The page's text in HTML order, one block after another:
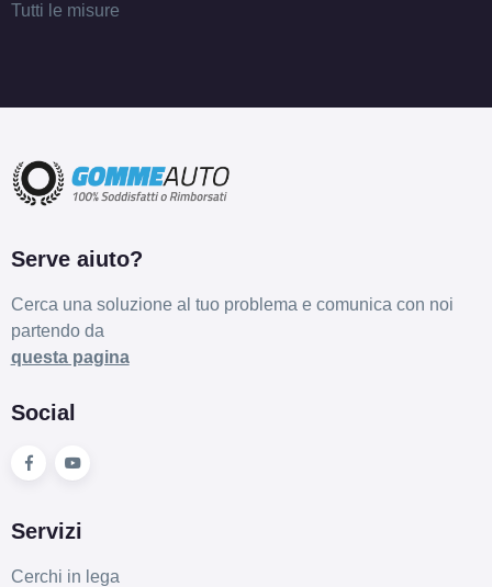
Tutti le misure
Serve aiuto?
Cerca una soluzione al tuo problema e comunica con noi
partendo da
questa pagina
Social
Servizi
Cerchi in lega